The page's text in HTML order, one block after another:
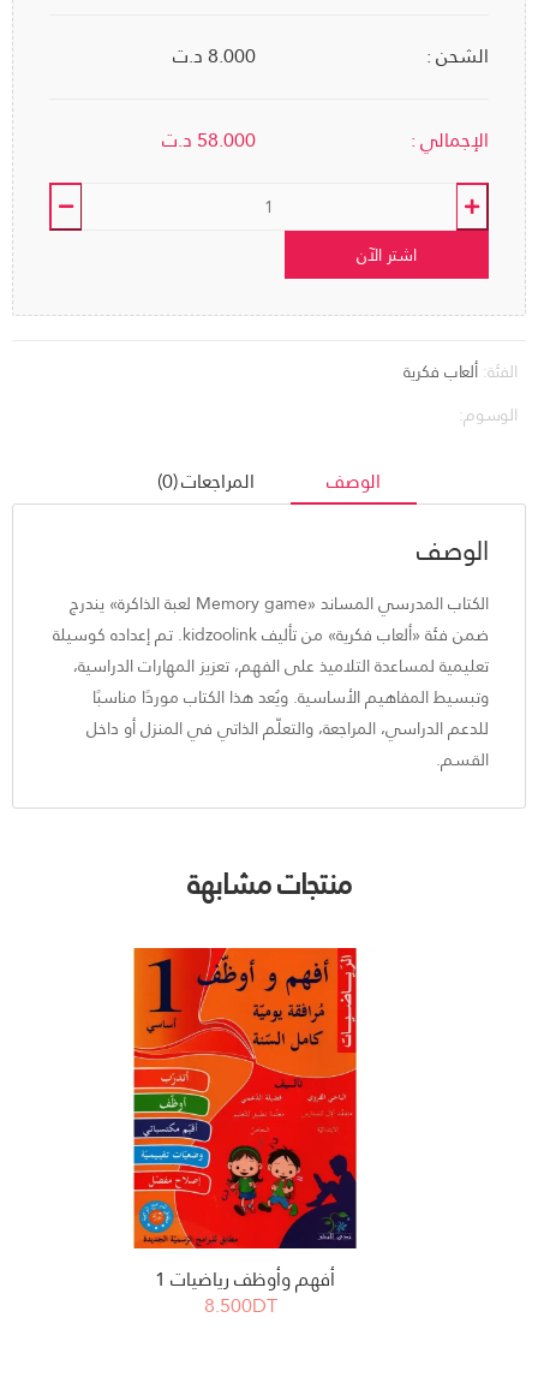
الشحن : 8.000 د.ت
الإجمالي : 58.000 د.ت
اشتر الآن
الفئة:ألعاب فكرية
الوسوم:
الوصف المراجعات (0)
الوصف
الكتاب المدرسي المساند «Memory game لعبة الذاكرة» يندرج
ضمن فئة «ألعاب فكرية» من تأليف kidzoolink. تم إعداده كوسيلة
تعليمية لمساعدة التلاميذ على الفهم، تعزيز المهارات الدراسية،
وتبسيط المفاهيم الأساسية. ويُعد هذا الكتاب موردًا مناسبًا
للدعم الدراسي، المراجعة، والتعلّم الذاتي في المنزل أو داخل
القسم.
منتجات مشابهة
أفهم وأوظف رياضيات 1
8.500DT